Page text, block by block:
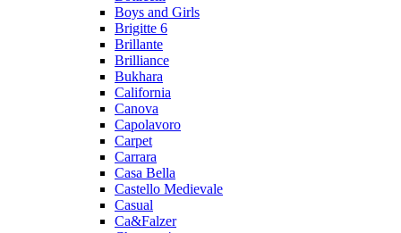
Boys and Girls
Brigitte 6
Brillante
Brilliance
Bukhara
California
Canova
Capolavoro
Carpet
Carrara
Casa Bella
Castello Medievale
Casual
Ca&Falzer